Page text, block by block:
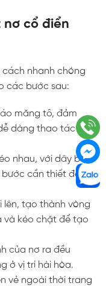
cổ điển
nhanh chóng
các bước sau:
măng tô, đảm
dàng thao tác
nhau, với dây bên
cần thiết để
lên, tạo thành vòng
và kéo chặt để tạo
của nơ ra đều
ở vị trí hài hòa.
vẻ ngoài thời trang